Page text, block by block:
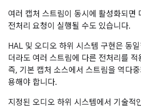
여러 캡처 스트림이 동시에 활성화되면
전처리 요청이 실행될 수도 있습니다.
HAL 및 오디오 하위 시스템 구현은 동
더라도 여러 스트림에 다른 전처리를
즉, 기본 캡처 소스에서 스트림을 역다
용해야 합니다.
지정된 오디오 하위 시스템에서 기술적